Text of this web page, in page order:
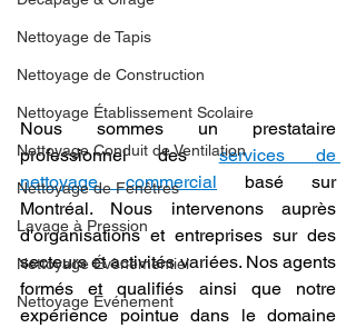
Nettoyage de Tapis
Nettoyage de Construction
Nettoyage Établissement Scolaire
Nettoyage Conduit de Ventilation
Nettoyage de Fenêtres
Lavage à Pression
Nettoyage Évènementiel
Nettoyage Événement
Nous sommes un prestataire
professionnel des services de
nettoyage commercial basé sur
Montréal. Nous intervenons auprès
d'organisations et entreprises sur des
secteurs et activités variées. Nos agents
formés et qualifiés ainsi que notre
expérience pointue dans le domaine